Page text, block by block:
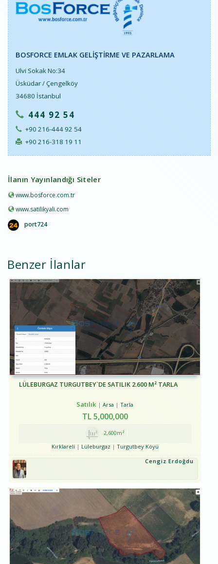
BOSFORCE EMLAK GELIŞTIRME VE PAZARLAMA
Ulvi Sokak No:34
Üsküdar / Çengelköy
34680 İstanbul
444 92 54
+90 216-444 92 54
+90 216-318 19 11
İlanın Yayınlandığı Siteler
www.bosforce.com.tr
www.satilikyali.com
port724
Benzer İlanlar
LÜLEBURGAZ TURGUTBEY`DE SATILIK 2.600 M² TARLA
Satılık Arsa Tarla
TL5,000,000
2,600m²
Kırklareli Lüleburgaz
Turgutbey Köyü
Cengiz Erdoğdu